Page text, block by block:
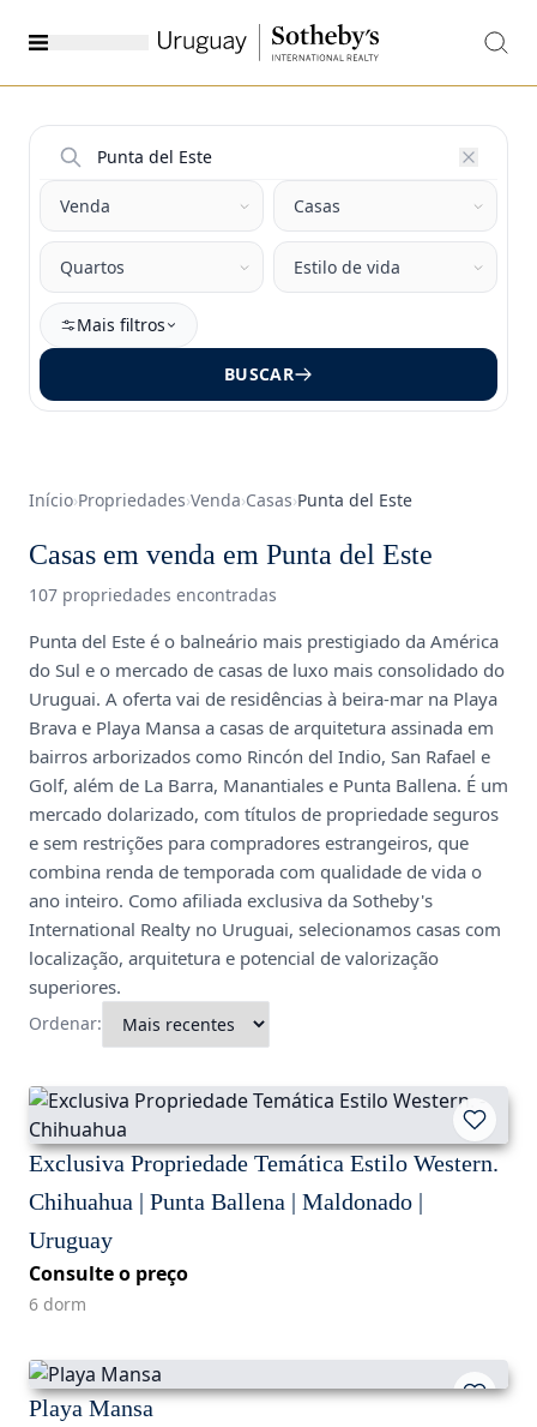
Mais filtros
BUSCAR
Início›Propriedades›Venda›Casas›Punta del Este
Casas em venda em Punta del Este
107 propriedades encontradas
Punta del Este é o balneário mais prestigiado da América
do Sul e o mercado de casas de luxo mais consolidado do
Uruguai. A oferta vai de residências à beira-mar na Playa
Brava e Playa Mansa a casas de arquitetura assinada em
bairros arborizados como Rincón del Indio, San Rafael e
Golf, além de La Barra, Manantiales e Punta Ballena. É um
mercado dolarizado, com títulos de propriedade seguros
e sem restrições para compradores estrangeiros, que
combina renda de temporada com qualidade de vida o
ano inteiro. Como afiliada exclusiva da Sotheby's
International Realty no Uruguai, selecionamos casas com
localização, arquitetura e potencial de valorização
superiores.
Ordenar:
Exclusiva Propriedade Temática Estilo Western.
Chihuahua | Punta Ballena | Maldonado |
Uruguay
Consulte o preço
6 dorm
Playa Mansa